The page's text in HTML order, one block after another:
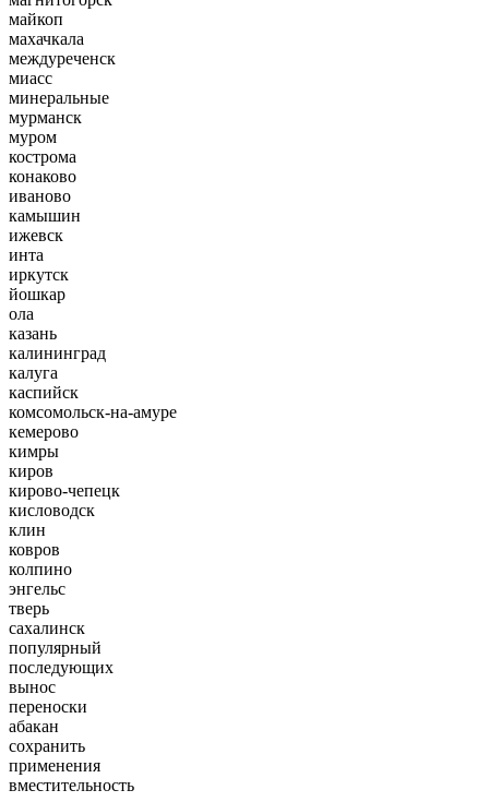
майкоп
махачкала
междуреченск
миасс
минеральные
мурманск
муром
кострома
конаково
иваново
камышин
ижевск
инта
иркутск
йошкар
ола
казань
калининград
калуга
каспийск
комсомольск-на-амуре
кемерово
кимры
киров
кирово-чепецк
кисловодск
клин
ковров
колпино
энгельс
тверь
сахалинск
популярный
последующих
вынос
переноски
абакан
сохранить
применения
вместительность